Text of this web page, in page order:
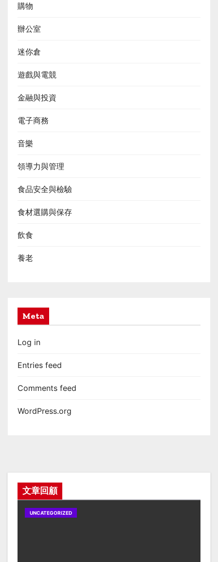
購物
辦公室
迷你倉
遊戲與電競
金融與投資
電子商務
音樂
領導力與管理
食品安全與檢驗
食材選購與保存
飲食
養老
Meta
Log in
Entries feed
Comments feed
WordPress.org
文章回顧
UNCATEGORIZED